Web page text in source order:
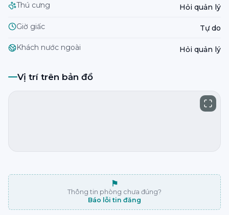
Thú cưng Hỏi quản lý
Giờ giấc Tự do
Khách nước ngoài Hỏi quản lý
Vị trí trên bản đồ
⚑
Thông tin phòng chưa đúng?
Báo lỗi tin đăng